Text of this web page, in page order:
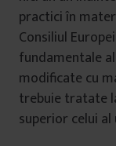
practici în
Consiliul
fundamentale
modificate cu
trebuie tratate
superior celui